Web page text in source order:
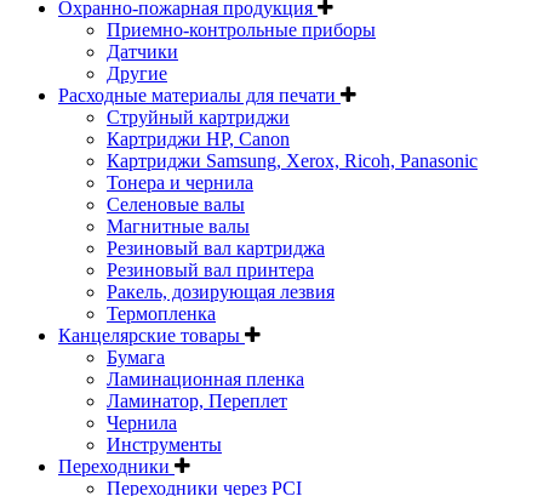
Охранно-пожарная продукция
Приемно-контрольные приборы
Датчики
Другие
Расходные материалы для печати
Струйный картриджи
Картриджи HP, Canon
Картриджи Samsung, Xerox, Ricoh, Panasonic
Тонера и чернила
Селеновые валы
Магнитные валы
Резиновый вал картриджа
Резиновый вал принтера
Ракель, дозирующая лезвия
Термопленка
Канцелярские товары
Бумага
Ламинационная пленка
Ламинатор, Переплет
Чернила
Инструменты
Переходники
Переходники через PCI